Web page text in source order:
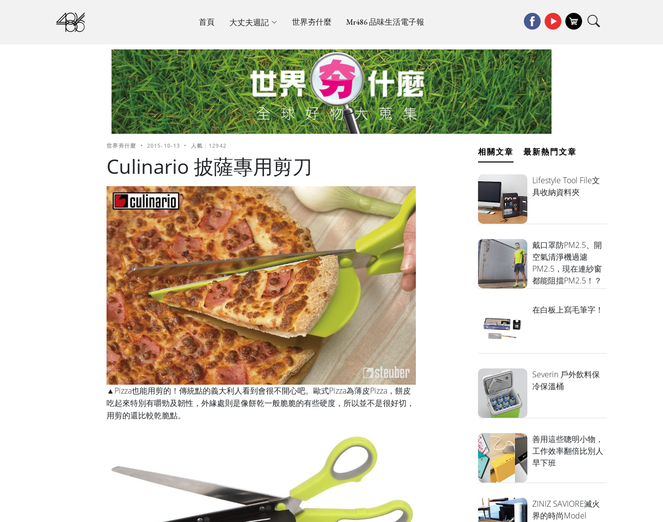
首頁 大丈夫週記 世界夯什麼 Mr486 品味生活電子報
世界夯什麼 • 2015-10-13 • 人氣 : 12942
Culinario 披薩專用剪刀
▲Pizza也能用剪的！傳統點的義大利人看到會很不開心吧。歐式Pizza為薄皮Pizza，餅皮
吃起來特別有嚼勁及韌性，外緣處則是像餅乾一般脆脆的有些硬度，所以並不是很好切，
用剪的還比較乾脆點。
相關文章 最新熱門文章
Lifestyle Tool File文
具收納資料夾
戴口罩防PM2.5、開
空氣清淨機過濾
PM2.5，現在連紗窗
都能阻擋PM2.5！？
在白板上寫毛筆字！
Severin 戶外飲料保
冷保溫桶
善用這些聰明小物，
工作效率翻倍比別人
早下班
ZINIZ SAVIORE滅火
界的時尚Model